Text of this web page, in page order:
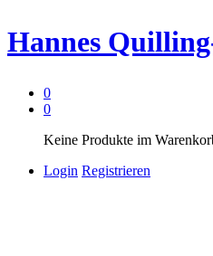
Hannes
0
0
Keine Produkte im
Login Registrieren